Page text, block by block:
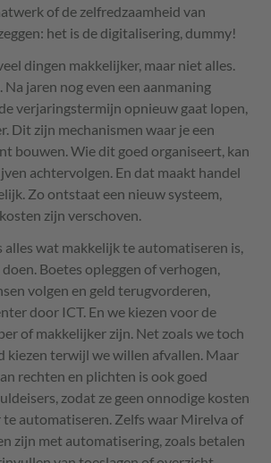
of de zelfredzaamheid van
het is de digitalisering, dummy!
dingen makkelijker, maar niet alles.
jaren nog even een aanmaning
verjaringstermijn opnieuw gaat lopen,
Dit zijn mechanismen waar je een
bouwen. Wie dit goed organiseert, kan
achtervolgen. En dat maakt handel
Zo ontstaat een nieuw systeem,
zijn verschoven.
alles wat makkelijk te automatiseren is,
Boetes opleggen of verhogen,
volgen en geld terugvorderen,
door ICT. En we kiezen voor de
of makkelijker zijn. Net zoals we toch
kiezen terwijl we willen afvallen. Maar
rechten en plichten is ook goed
zodat ze geen onnodige kosten
te automatiseren. Zelfs waar Mirelva of
zijn met automatisering, zoals betalen